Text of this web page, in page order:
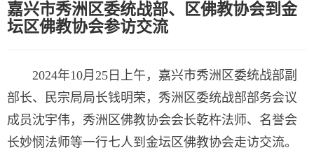
嘉兴市秀洲区委统战部、区佛教协会到金
坛区佛教协会参访交流
2024年10月25日上午，嘉兴市秀洲区委统战部副
部长、民宗局局长钱明荣，秀洲区委统战部部务会议
成员沈宇伟，秀洲区佛教协会会长乾杵法师、名誉会
长妙悯法师等一行七人到金坛区佛教协会走访交流。